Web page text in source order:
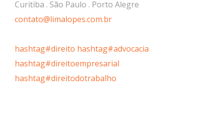
Curitiba . São Paulo . Porto Alegre
contato@limalopes.com.br
hashtag#direito hashtag#advocacia
hashtag#direitoempresarial
hashtag#direitodotrabalho